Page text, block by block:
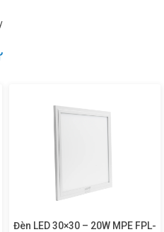
Đèn LED 30×30 – 20W MPE FPL-